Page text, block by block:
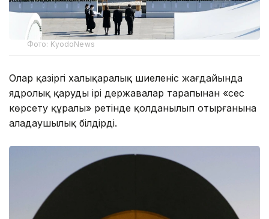
Фото: KyodoNews
Олар қазіргі халықаралық шиеленіс жағдайында
ядролық қарудың ірі державалар тарапынан «сес
көрсету құралы» ретінде қолданылып отырғанына
алаңдаушылық білдірді.